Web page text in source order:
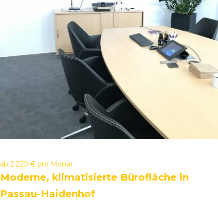
ab 2.220 € pro Monat
Moderne, klimatisierte Bürofläche in
Passau-Haidenhof